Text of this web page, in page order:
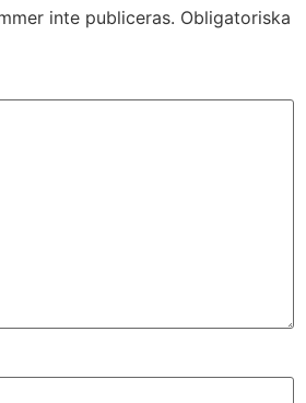
inte publiceras. Obligatoriska